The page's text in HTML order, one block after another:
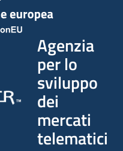
Agenzia
per lo
sviluppo
dei
mercati
telematici